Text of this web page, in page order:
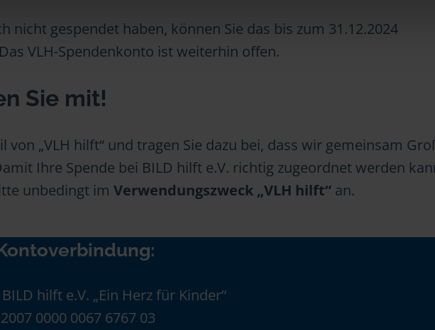
nicht gespendet haben, können Sie das bis zum 31.12.2024
VLH-Spendenkonto ist weiterhin offen.
Sie mit!
von „VLH hilft“ und tragen Sie dazu bei, dass wir gemeinsam
Ihre Spende bei BILD hilft e.V. richtig zugeordnet werden
unbedingt im Verwendungszweck „VLH hilft“ an.
hilft e.V. „Ein Herz für Kinder“
0000 0067 6767 03